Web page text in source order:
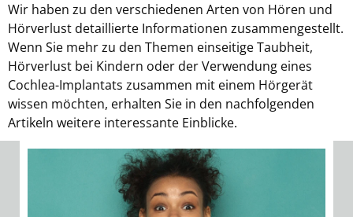
Wir haben zu den verschiedenen Arten von Hören und
Hörverlust detaillierte Informationen zusammengestellt.
Wenn Sie mehr zu den Themen einseitige Taubheit,
Hörverlust bei Kindern oder der Verwendung eines
Cochlea-Implantats zusammen mit einem Hörgerät
wissen möchten, erhalten Sie in den nachfolgenden
Artikeln weitere interessante Einblicke.